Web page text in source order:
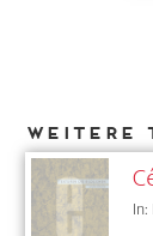
Weitere